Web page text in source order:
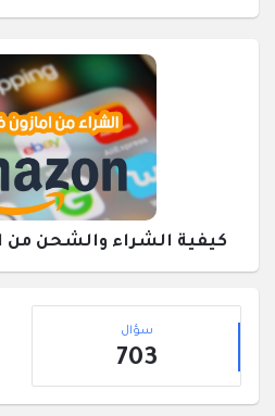
كيفية الشراء والشحن من
القائمة
الجانبية
إحصائيات
سؤال
703